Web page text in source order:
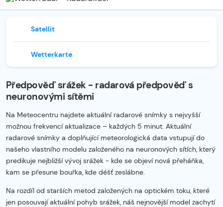
Satellit
Wetterkarte
Předpověď srážek - radarová předpověď s
neuronovými sítěmi
Na Meteocentru najdete aktuální radarové snímky s nejvyšší
možnou frekvencí aktualizace – každých 5 minut. Aktuální
radarové snímky a doplňující meteorologická data vstupují do
našeho vlastního modelu založeného na neuronových sítích, který
predikuje nejbližší vývoj srážek - kde se objeví nová přeháňka,
kam se přesune bouřka, kde déšť zeslábne.
Na rozdíl od starších metod založených na optickém toku, které
jen posouvají aktuální pohyb srážek, náš nejnovější model zachytí